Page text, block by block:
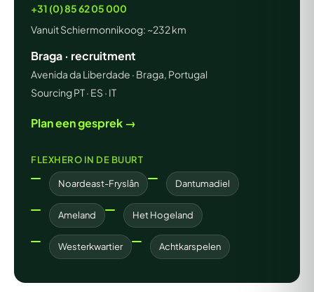
+31 (0) 85 62 05 000
Vanuit Schiermonnikoog: ~232 km
Braga · recruitment
Avenida da Liberdade · Braga, Portugal
Sourcing PT · ES · IT
Plan een gesprek →
FLEXHERO IN DE BUURT
Noardeast-Fryslân Dantumadiel
Ameland Het Hogeland
Westerkwartier Achtkarspelen